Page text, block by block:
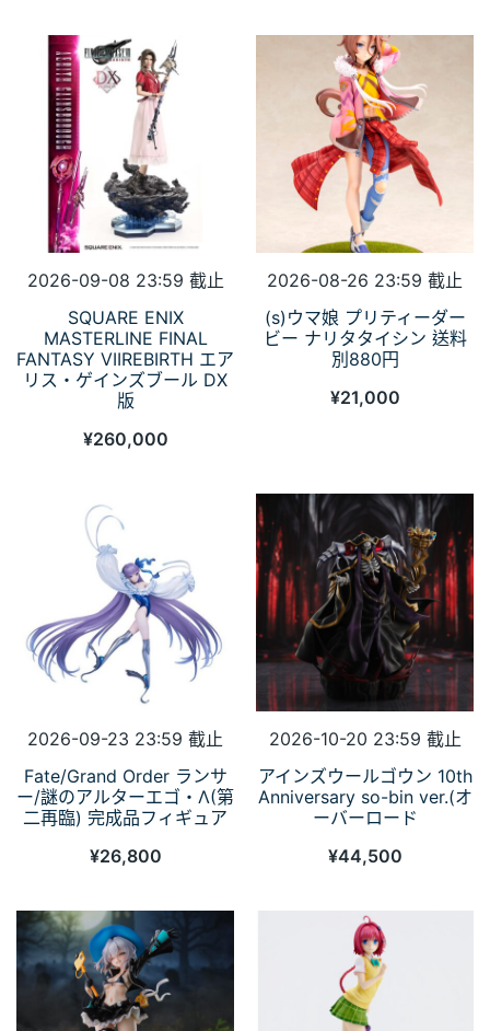
2026-09-08 23:59 截止
SQUARE ENIX
MASTERLINE FINAL
FANTASY VIIREBIRTH エア
リス・ゲインズブール DX
版
¥260,000
2026-08-26 23:59 截止
(s)ウマ娘 プリティーダー
ビー ナリタタイシン 送料
別880円
¥21,000
2026-09-23 23:59 截止
Fate/Grand Order ランサ
ー/謎のアルターエゴ・Λ(第
二再臨) 完成品フィギュア
¥26,800
2026-10-20 23:59 截止
アインズウールゴウン 10th
Anniversary so-bin ver.(オ
ーバーロード
¥44,500